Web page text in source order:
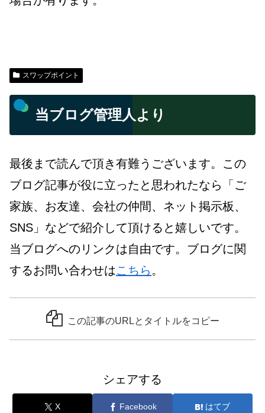
スワップポイント
当ブログ管理人より
最後まで読んで頂き有難うございます。この
ブログ記事が役に立ったと思われたなら「ご
家族、お友達、会社の仲間、ネット掲示板、
SNS」などで紹介して頂けると嬉しいです。
当ブログへのリンクは自由です。ブログに関
するお問い合わせはこちら 。
この記事のURLとタイトルをコピー
シェアする
X Facebook はてブ